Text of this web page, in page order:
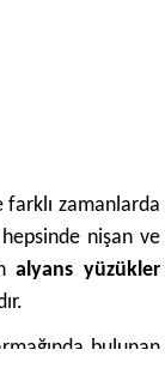
farklı zamanlarda
nişan ve
alyans yüzükler
bulunan